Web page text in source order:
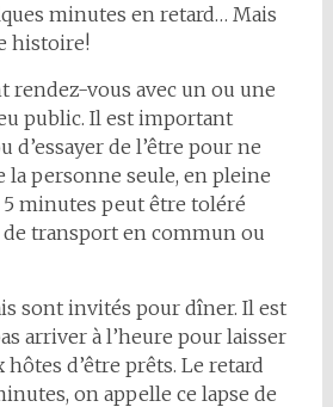
minutes en retard… Mais
histoire!
rendez-vous avec un ou une
public. Il est important
d’essayer de l’être pour ne
la personne seule, en pleine
5 minutes peut être toléré
transport en commun ou
sont invités pour dîner. Il est
arriver à l’heure pour laisser
d’être prêts. Le retard
on appelle ce lapse de